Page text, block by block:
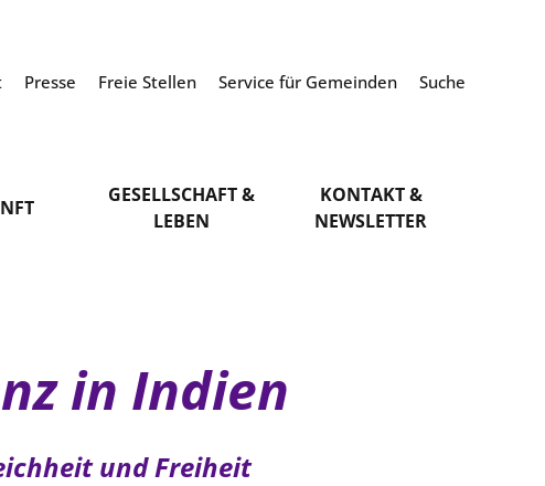
Presse Freie Stellen Service für Gemeinden Suche
GESELLSCHAFT &
LEBEN
KONTAKT &
NEWSLETTER
in Indien
und Freiheit